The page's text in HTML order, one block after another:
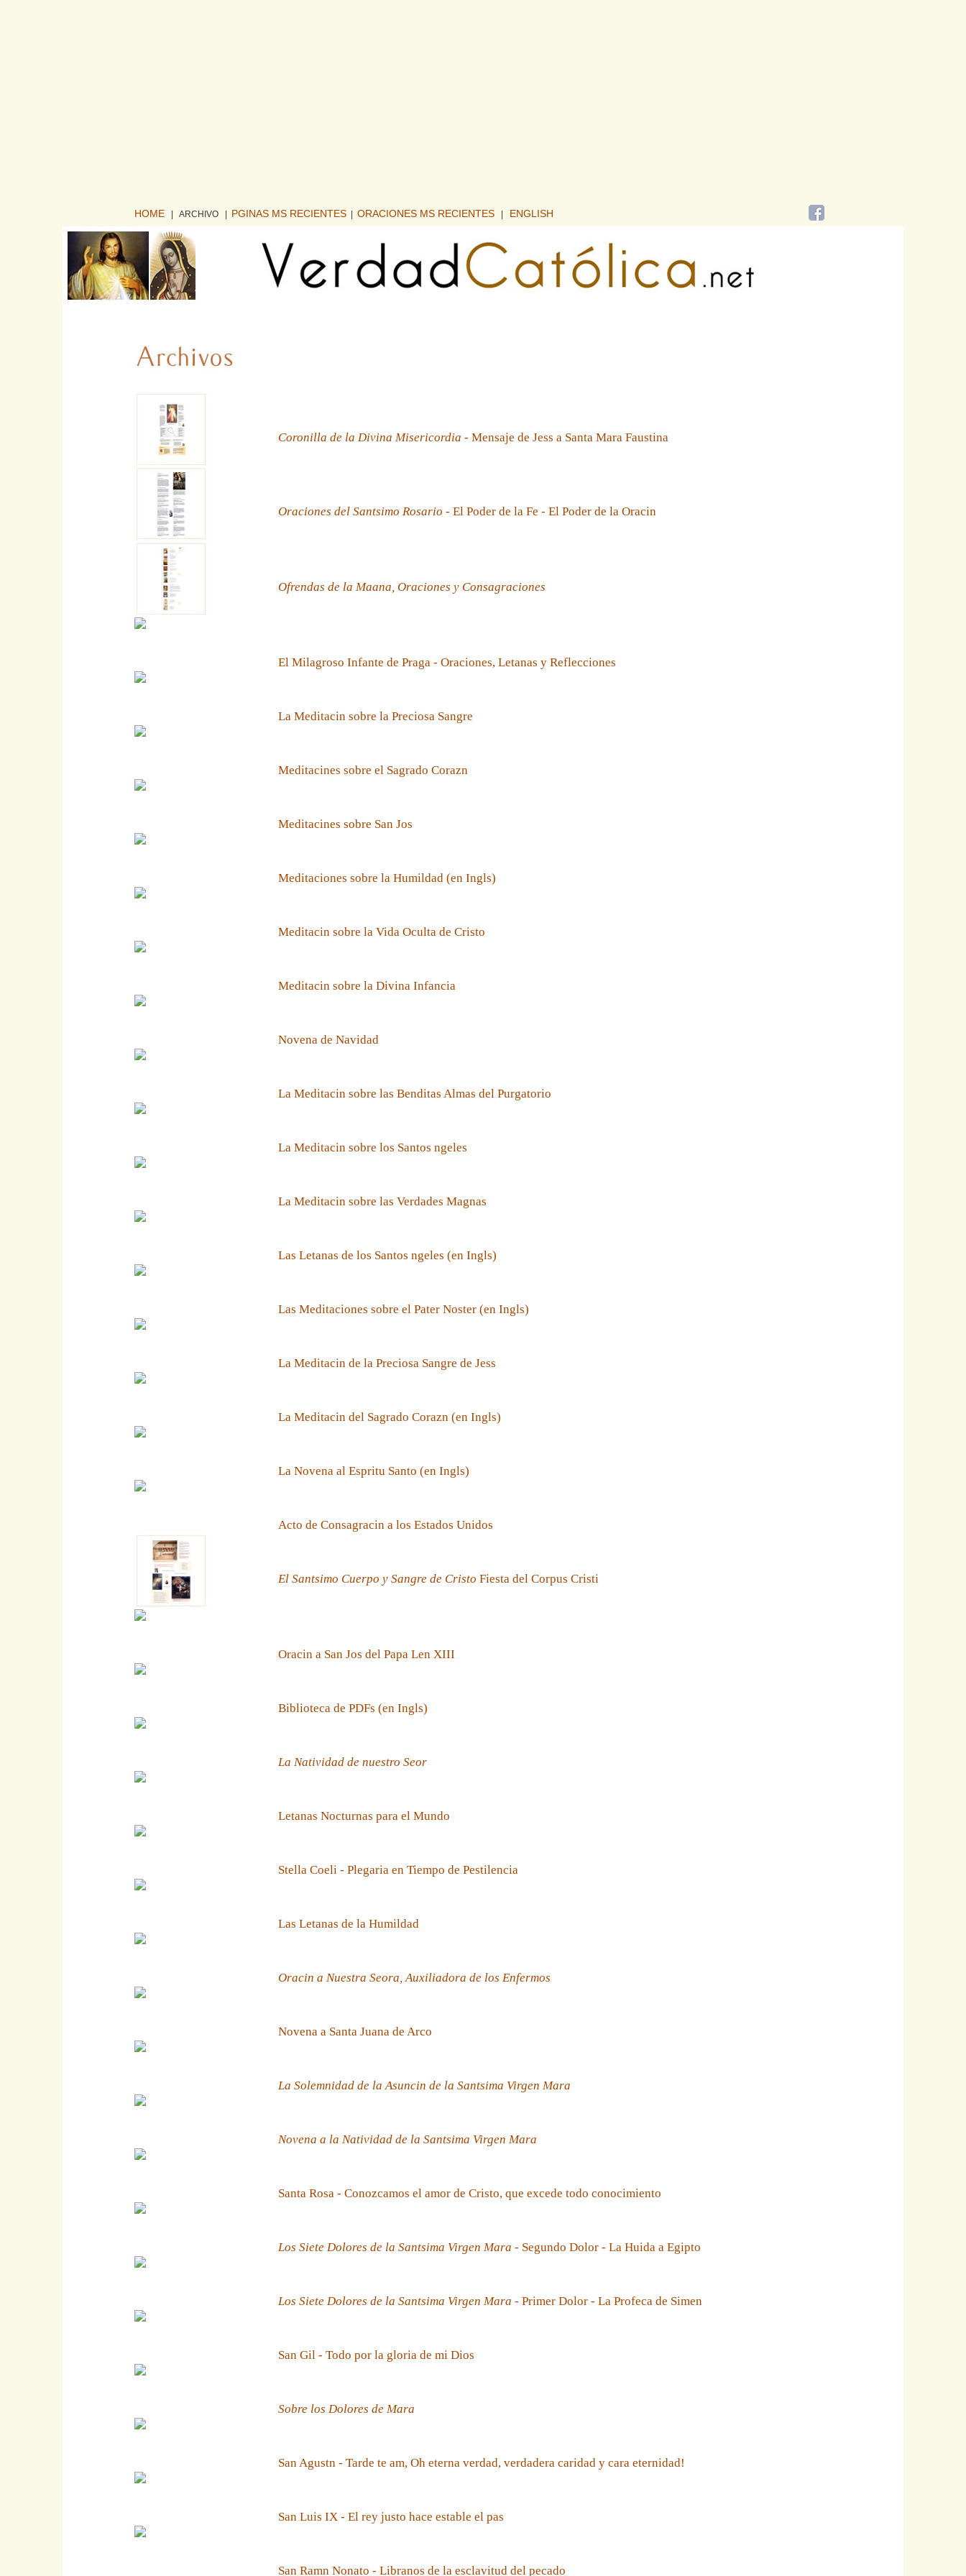
HOME | ARCHIVO PGINAS MS RECIENTES ORACIONES MS RECIENTES ENGLISH
Coronilla de la Divina Misericordia - Mensaje de Jess a Santa Mara Faustina
Oraciones del Santsimo Rosario - El Poder de la Fe - El Poder de la Oracin
Ofrendas de la Maana, Oraciones y Consagraciones
El Milagroso Infante de Praga - Oraciones, Letanas y Reflecciones
La Meditacin sobre la Preciosa Sangre
Meditacines sobre el Sagrado Corazn
Meditacines sobre San Jos
Meditaciones sobre la Humildad (en Ingls)
Meditacin sobre la Vida Oculta de Cristo
Meditacin sobre la Divina Infancia
Novena de Navidad
La Meditacin sobre las Benditas Almas del Purgatorio
La Meditacin sobre los Santos ngeles
La Meditacin sobre las Verdades Magnas
Las Letanas de los Santos ngeles (en Ingls)
Las Meditaciones sobre el Pater Noster (en Ingls)
La Meditacin de la Preciosa Sangre de Jess
La Meditacin del Sagrado Corazn (en Ingls)
La Novena al Espritu Santo (en Ingls)
Acto de Consagracin a los Estados Unidos
El Santsimo Cuerpo y Sangre de Cristo Fiesta del Corpus Cristi
Oracin a San Jos del Papa Len XIII
Biblioteca de PDFs (en Ingls)
La Natividad de nuestro Seor
Letanas Nocturnas para el Mundo
Stella Coeli - Plegaria en Tiempo de Pestilencia
Las Letanas de la Humildad
Oracin a Nuestra Seora, Auxiliadora de los Enfermos
Novena a Santa Juana de Arco
La Solemnidad de la Asuncin de la Santsima Virgen Mara
Novena a la Natividad de la Santsima Virgen Mara
Santa Rosa - Conozcamos el amor de Cristo, que excede todo conocimiento
Los Siete Dolores de la Santsima Virgen Mara - Segundo Dolor - La Huida a Egipto
Los Siete Dolores de la Santsima Virgen Mara - Primer Dolor - La Profeca de Simen
San Gil - Todo por la gloria de mi Dios
Sobre los Dolores de Mara
San Agustn - Tarde te am, Oh eterna verdad, verdadera caridad y cara eternidad!
San Luis IX - El rey justo hace estable el pas
San Ramn Nonato - Libranos de la esclavitud del pecado